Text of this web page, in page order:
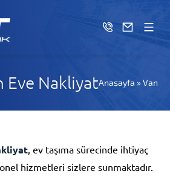
Eve NakliyatAnasayfa »Van
, ev taşıma sürecinde ihtiyaç
hizmetleri sizlere sunmaktadır.